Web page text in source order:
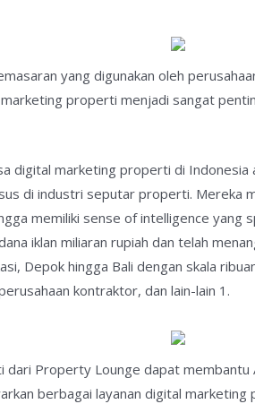
yang digunakan oleh
properti menjadi sangat
digital marketing properti di
di industri seputar properti. Mereka
memiliki sense of intelligence yang
iklan miliaran rupiah dan telah
Depok hingga Bali dengan skala
kontraktor, dan lain-lain 1.
Property Lounge dapat membantu
berbagai layanan digital